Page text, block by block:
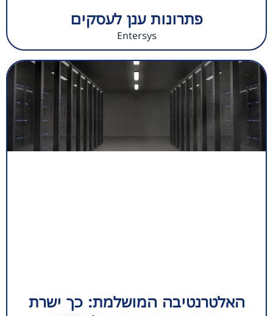
פתרונות ענן לעסקים
Entersys
האלטרנטיבה המושלמת: כך ישרת